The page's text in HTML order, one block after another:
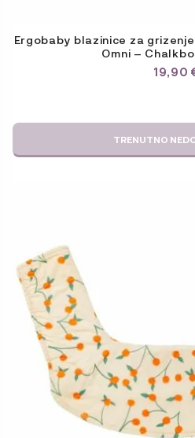
Ergobaby blazinice za
Omni –
19,90
TRENUTNO